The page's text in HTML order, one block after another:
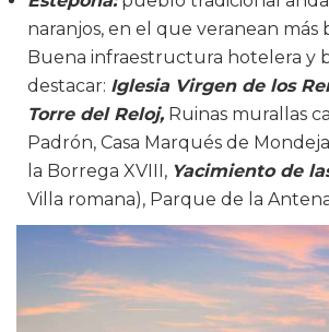
naranjos, en el que veranean más
Buena infraestructura hotelera y
destacar: Iglesia Virgen de los
Torre del Reloj, Ruinas murallas
Padrón, Casa Marqués de
la Borrega XVIII, Yacimiento de
Villa romana), Parque de la